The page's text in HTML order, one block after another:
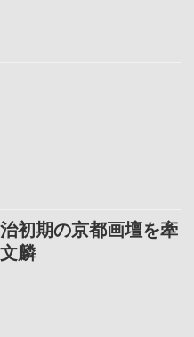
初期の京都画壇を牽
麟